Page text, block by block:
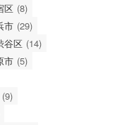
区 (8)
市 (29)
谷区 (14)
市 (5)
(9)